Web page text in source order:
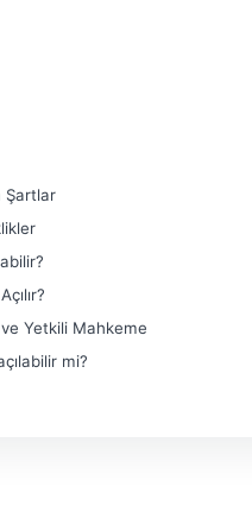
Şartlar
Yetkili Mahkeme
mi?